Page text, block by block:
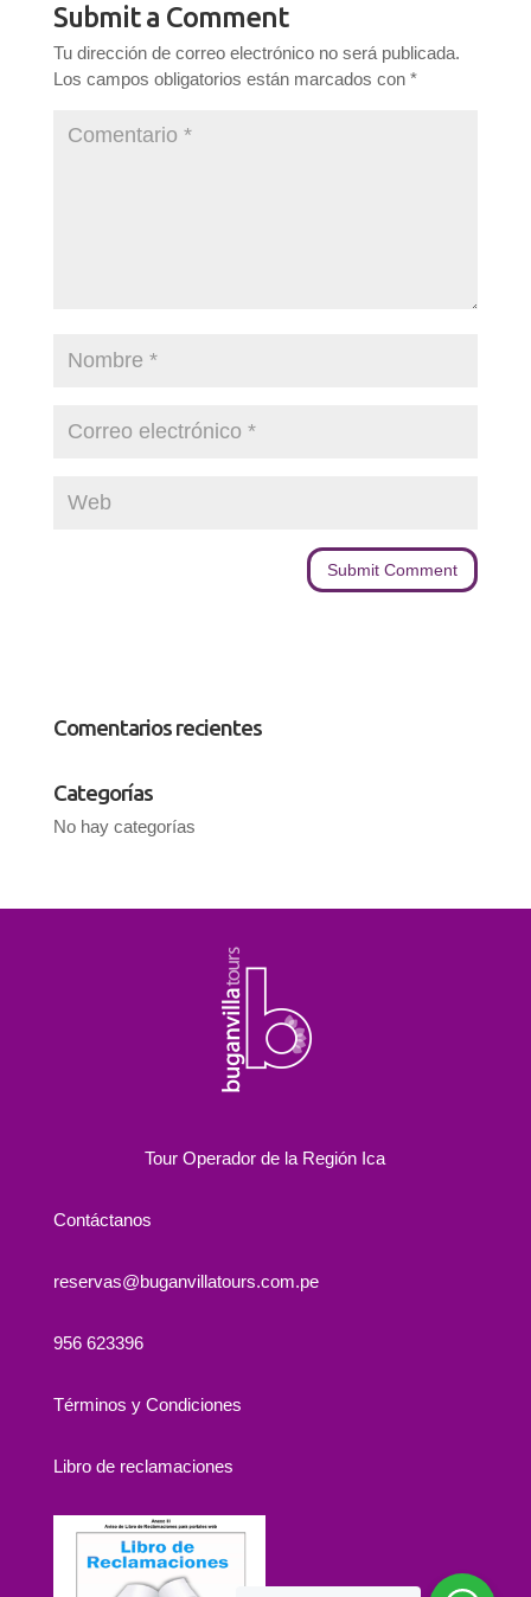
Submit a Comment
Tu dirección de correo electrónico no será publicada.
Los campos obligatorios están marcados con *
Comentarios recientes
Categorías
No hay categorías
Tour Operador de la Región Ica
Contáctanos
reservas@buganvillatours.com.pe
956 623396
Términos y Condiciones
Libro de reclamaciones